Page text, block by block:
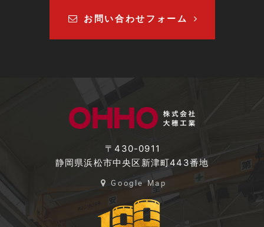
お問い合わせフォーム
〒430-0911
静岡県浜松市中央区新津町443番地
Google Map